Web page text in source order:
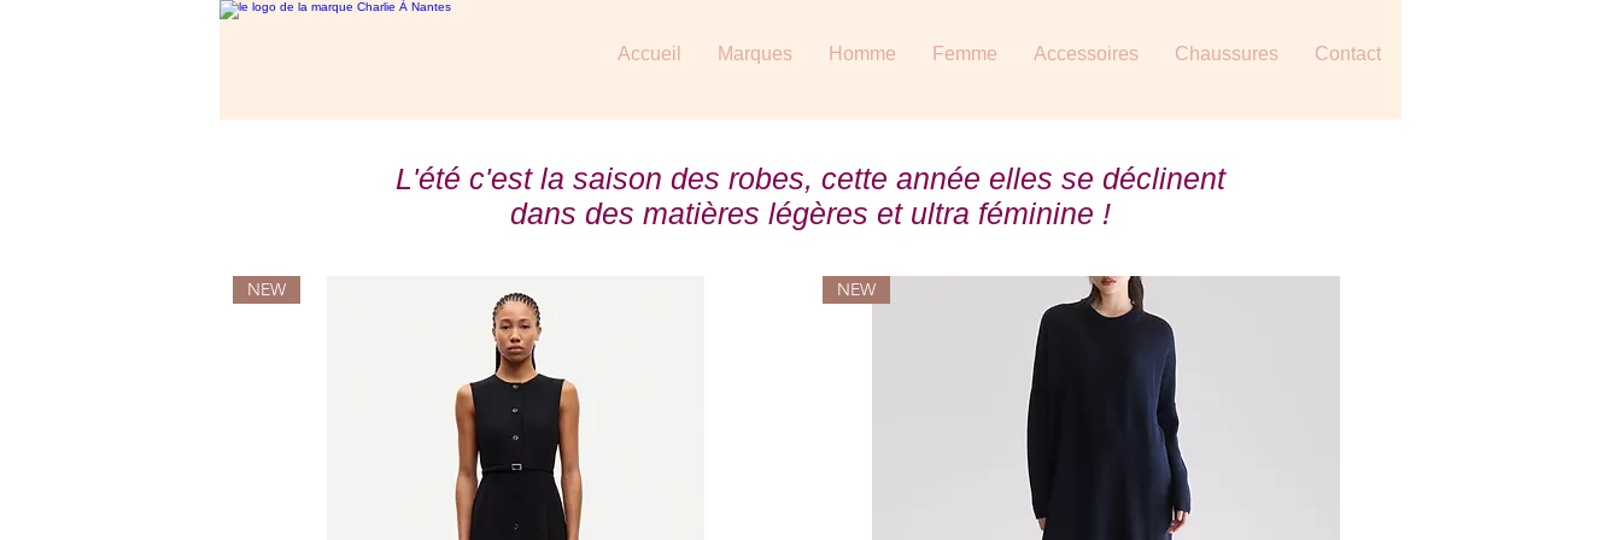
Accueil Marques Homme Femme Accessoires Chaussures Contact
L'été c'est la saison des robes, cette année elles se déclinent
dans des matières légères et ultra féminine !
NEW NEW